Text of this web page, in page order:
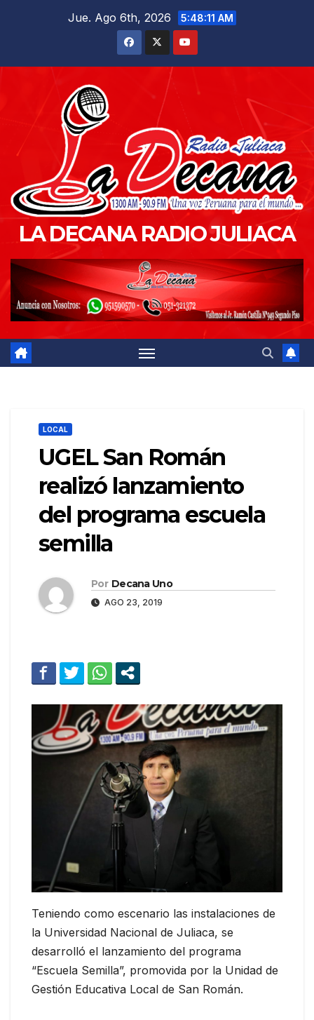
Jue. Ago 6th, 2026 5:48:12 AM
LA DECANA RADIO JULIACA
LOCAL
UGEL San Román
realizó lanzamiento
del programa escuela
semilla
Por Decana Uno
AGO 23, 2019
Teniendo como escenario las instalaciones de
la Universidad Nacional de Juliaca, se
desarrolló el lanzamiento del programa
“Escuela Semilla”, promovida por la Unidad de
Gestión Educativa Local de San Román.